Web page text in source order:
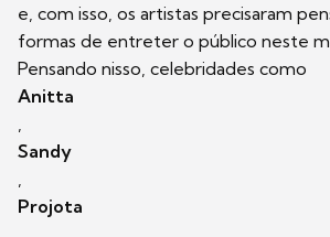
e, com isso, os artistas precisaram
formas de entreter o público neste
Pensando nisso, celebridades como
Anitta
Sandy
Projota